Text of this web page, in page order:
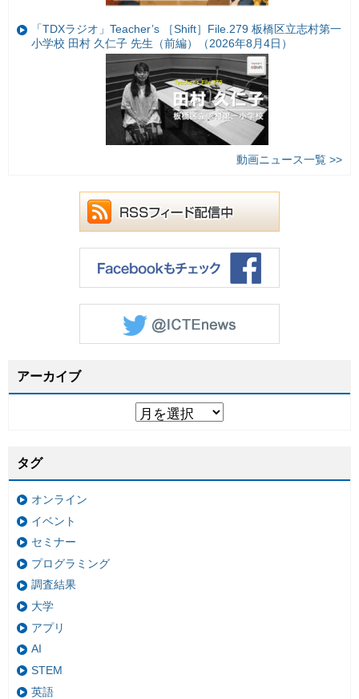
「TDXラジオ」Teacher’s ［Shift］File.279 板橋区立志村第一
小学校 田村 久仁子 先生（前編）（2026年8月4日）
動画ニュース一覧 >>
アーカイブ
タグ
オンライン
イベント
セミナー
プログラミング
調査結果
大学
アプリ
AI
STEM
英語